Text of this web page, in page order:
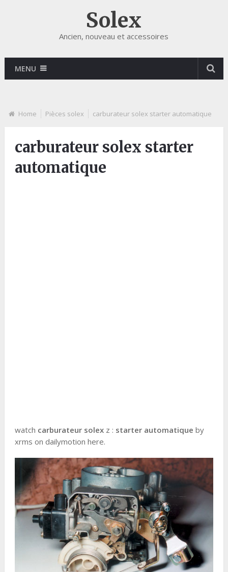
Solex
Ancien, nouveau et accessoires
MENU
Home Pièces solex carburateur solex starter automatique
carburateur solex starter
automatique
watch carburateur solexz : starter automatique by
xrms on dailymotion here.